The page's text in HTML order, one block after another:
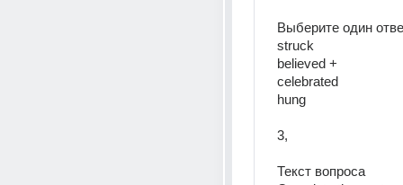
Выберите один
struck
believed +
celebrated
hung
3,
Текст вопроса